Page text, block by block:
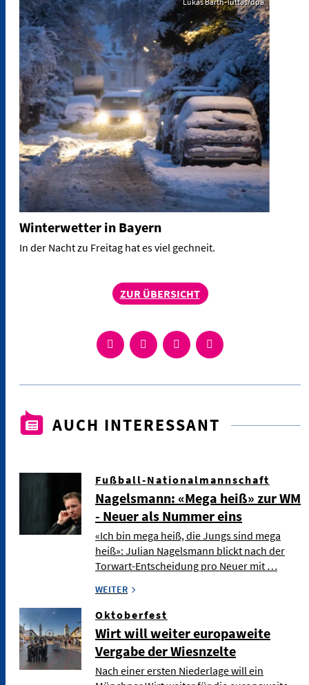
Winterwetter in Bayern
In der Nacht zu Freitag hat es viel gechneit.
ZUR ÜBERSICHT
AUCH INTERESSANT
Fußball-Nationalmannschaft
Nagelsmann: «Mega heiß» zur WM
- Neuer als Nummer eins
«Ich bin mega heiß, die Jungs sind mega
heiß»: Julian Nagelsmann blickt nach der
Torwart-Entscheidung pro Neuer mit …
WEITER
Oktoberfest
Wirt will weiter europaweite
Vergabe der Wiesnzelte
Nach einer ersten Niederlage will ein